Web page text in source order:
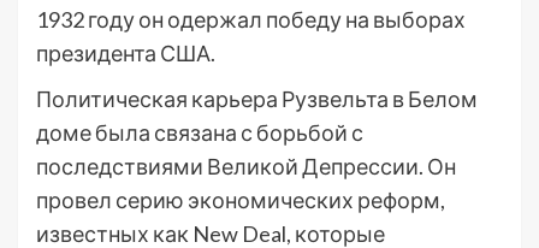
1932 году он одержал победу на выборах
президента США.
Политическая карьера Рузвельта в Белом
доме была связана с борьбой с
последствиями Великой Депрессии. Он
провел серию экономических реформ,
известных как New Deal, которые